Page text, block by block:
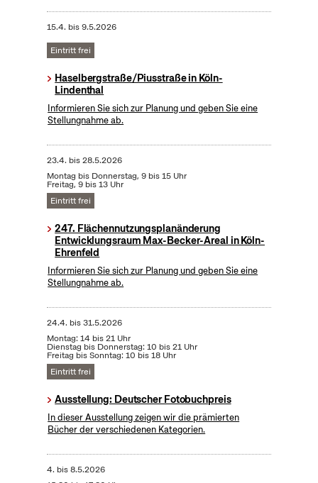
15.4. bis9.5.2026
Eintritt frei
Haselbergstraße/Piusstraße in Köln-
Lindenthal
Informieren Sie sich zur Planung und geben Sie eine
Stellungnahme ab.
23.4. bis28.5.2026
Montag bis Donnerstag, 9 bis 15 Uhr
Freitag, 9 bis 13 Uhr
Eintritt frei
247. Flächennutzungsplanänderung
Entwicklungsraum Max-Becker-Areal in Köln-
Ehrenfeld
Informieren Sie sich zur Planung und geben Sie eine
Stellungnahme ab.
24.4. bis31.5.2026
Montag: 14 bis 21 Uhr
Dienstag bis Donnerstag: 10 bis 21 Uhr
Freitag bis Sonntag: 10 bis 18 Uhr
Eintritt frei
Ausstellung: Deutscher Fotobuchpreis
In dieser Ausstellung zeigen wir die prämierten
Bücher der verschiedenen Kategorien.
4. bis8.5.2026